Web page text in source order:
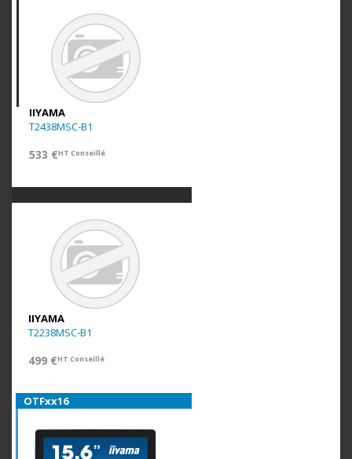
IIYAMA
T2438MSC-B1
533 €HT Conseillé
IIYAMA
T2238MSC-B1
499 €HT Conseillé
OTFxx16